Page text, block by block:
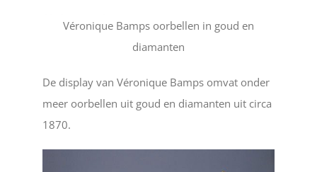
Véronique Bamps oorbellen in goud en
diamanten
De display van Véronique Bamps omvat onder
meer oorbellen uit goud en diamanten uit circa
1870.